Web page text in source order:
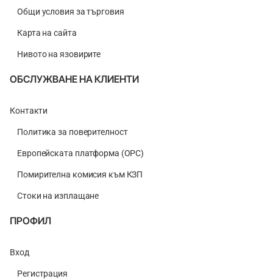
Общи условия за търговия
Карта на сайта
Нивото на язовирите
ОБСЛУЖВАНЕ НА КЛИЕНТИ
Контакти
Политика за поверителност
Европейската платформа (ОРС)
Помирителна комисия към КЗП
Стоки на изплащане
ПРОФИЛ
Вход
Регистрация